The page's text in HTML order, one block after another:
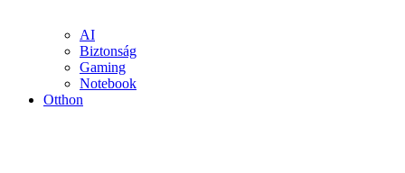
AI
Biztonság
Gaming
Notebook
Otthon